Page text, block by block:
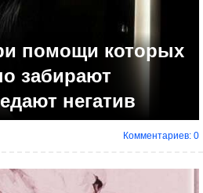
помощи которых
забирают
негатив
Комментариев: 0